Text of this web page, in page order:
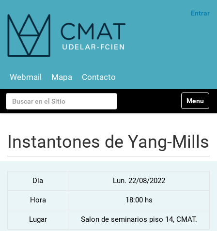
Buscar
Búsqueda Avanzada…
Entrar
Webmail Mapa Contacto
v
Toggle
Instantones de Yang-Mills
Dia Lun. 22/08/2022
Hora 18:00 hs
Lugar Salon de seminarios piso 14, CMAT.